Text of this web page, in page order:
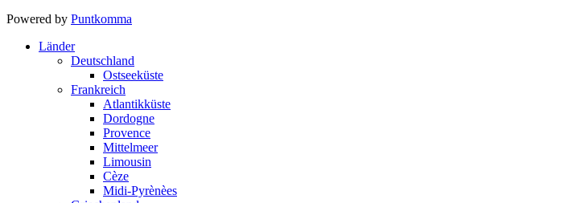
Powered by Puntkomma
Länder
Deutschland
Ostseeküste
Frankreich
Atlantikküste
Dordogne
Provence
Mittelmeer
Limousin
Cèze
Midi-Pyrènèes